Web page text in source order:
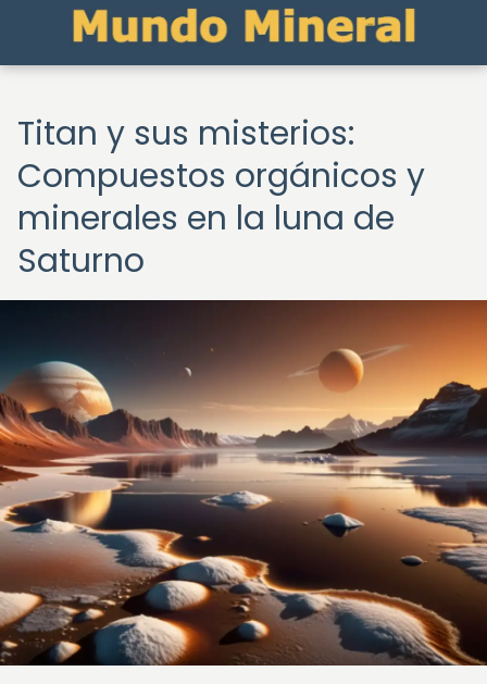
Titan y sus misterios:
Compuestos orgánicos y
minerales en la luna de
Saturno